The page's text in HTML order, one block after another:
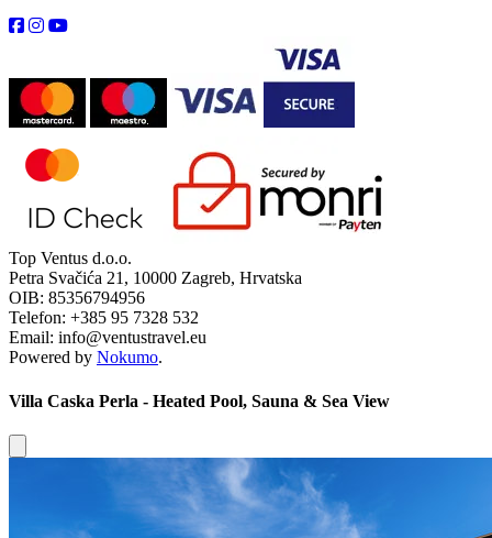
Top Ventus d.o.o.
Petra Svačića 21, 10000 Zagreb, Hrvatska
OIB: 85356794956
Telefon: +385 95 7328 532
Email: info@ventustravel.eu
Powered by Nokumo.
Villa Caska Perla - Heated Pool, Sauna & Sea View
Close modal